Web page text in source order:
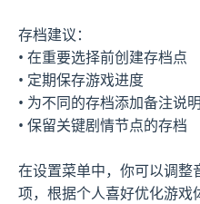
存档建议：
• 在重要选择前创建存档点
• 定期保存游戏进度
• 为不同的存档添加备注说明
• 保留关键剧情节点的存档
在设置菜单中，你可以调
项，根据个人喜好优化游